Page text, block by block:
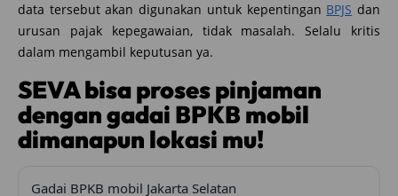
data tersebut akan digunakan untuk kepentingan BPJS dan
urusan pajak kepegawaian, tidak masalah. Selalu kritis
dalam mengambil keputusan ya.
SEVA bisa proses pinjaman
dengan gadai BPKB mobil
dimanapun lokasi mu!
Gadai BPKB mobil Jakarta Selatan